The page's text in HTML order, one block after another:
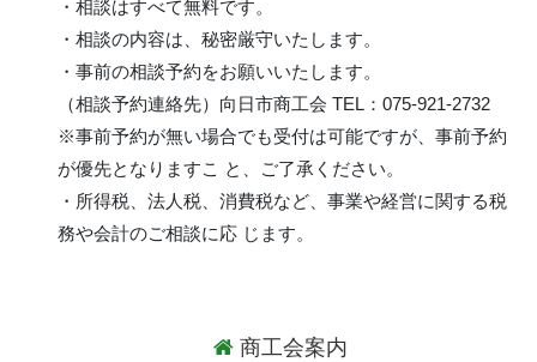
商工会案内
・相談はすべて無料です。
・相談の内容は、秘密厳守いたします。
・事前の相談予約をお願いいたします。
（相談予約連絡先）向日市商工会 TEL：075-921-2732
※事前予約が無い場合でも受付は可能ですが、事前予約
が優先となりますこ と、ご了承ください。
・所得税、法人税、消費税など、事業や経営に関する税
務や会計のご相談に応 じます。